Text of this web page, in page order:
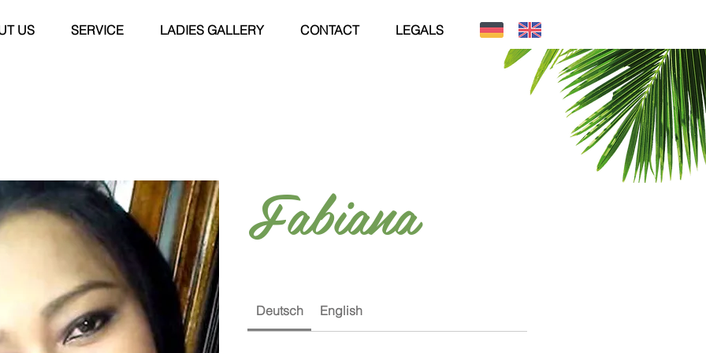
US SERVICE LADIES GALLERY CONTACT LEGALS
Fabiana
Deutsch English